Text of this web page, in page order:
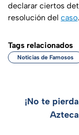
declarar ciertos
resolución del caso.
Tags relacionados
Noticias de Famosos
¡No te